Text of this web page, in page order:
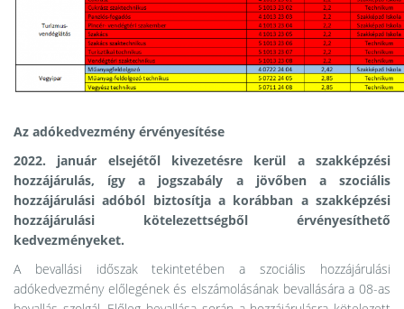
Az adókedvezmény érvényesítése
2022. január elsejétől kivezetésre kerül a szakképzési
hozzájárulás, így a jogszabály a jövőben a szociális
hozzájárulási adóból biztosítja a korábban a szakképzési
hozzájárulási kötelezettségből érvényesíthető
kedvezményeket.
A bevallási időszak tekintetében a szociális hozzájárulási
adókedvezmény előlegének és elszámolásának bevallására a 08-as